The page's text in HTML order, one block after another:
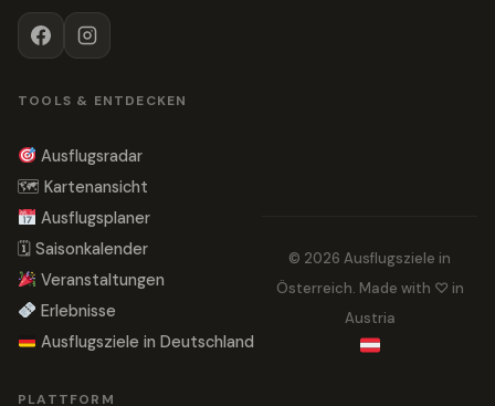
TOOLS & ENTDECKEN
Ausflugsradar
🗺 Kartenansicht
Ausflugsplaner
🗓 Saisonkalender
Veranstaltungen
Erlebnisse
Ausflugsziele in Deutschland
PLATTFORM
© 2026 Ausflugsziele in
Österreich. Made with ♡ in
Austria